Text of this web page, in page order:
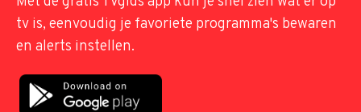
tv is, eenvoudig je favoriete programma's bewaren
en alerts instellen.